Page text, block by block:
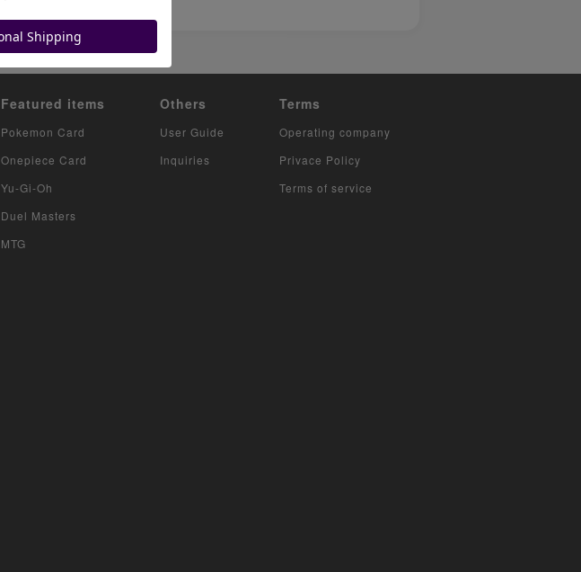
Featured items
Pokemon Card
Onepiece Card
Yu-Gi-Oh
Duel Masters
MTG
Others
User Guide
Inquiries
Terms
Operating company
Privace Policy
Terms of service